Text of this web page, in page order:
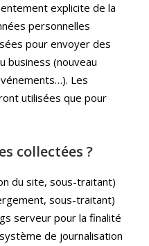
explicite de la
personnelles
pour envoyer des
business (nouveau
Les
utilisées que pour
collectées ?
du site, sous-traitant)
sous-traitant)
serveur pour la finalité
de journalisation